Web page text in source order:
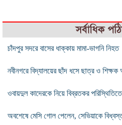
সর্বাধিক
চাঁদপুর সদরে বাসের ধাক্কায় মামা-ভাগনি নিহত
নবীনগরে বিদ্যালয়ের ছাঁদ ধসে ছাত্র ও
ওবায়দুল কাদেরকে নিয়ে বিব্রতকর
অবশেষে মেসি গোল পেলেন, সেভিয়াকে